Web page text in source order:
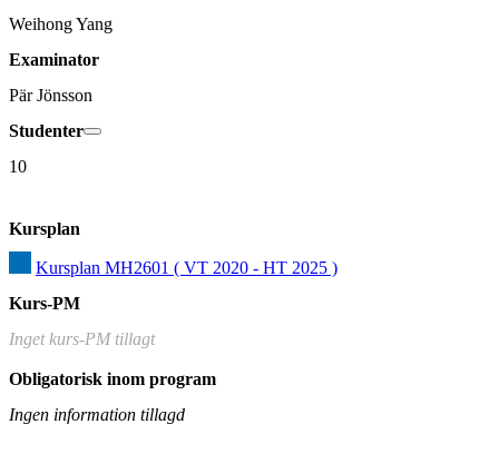
Weihong Yang
Examinator
Pär Jönsson
Studenter
10
Kursplan
Kursplan MH2601 ( VT 2020 - HT 2025 )
Kurs-PM
Inget kurs-PM tillagt
Obligatorisk inom program
Ingen information tillagd